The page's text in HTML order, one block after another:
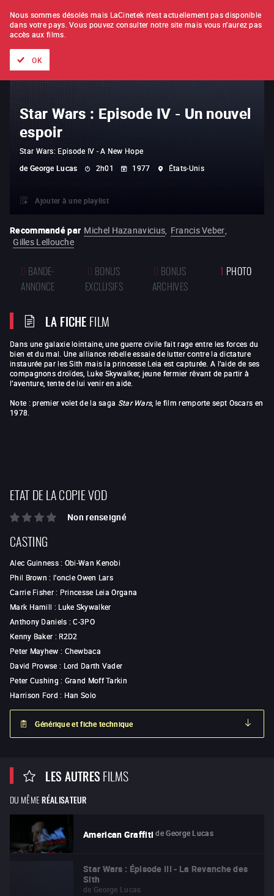
À L'UNITÉ ABONNEMENT
Star Wars : Episode IV - Un nouvel
espoir
Star Wars: Episode IV - A New Hope
de George Lucas 2h01 1977 États-Unis
Ajouter à une playlist
Recommandé par Michel Hazanavicius, Francis Veber,
Gilles Lellouche
0 BANDE-
ANNONCE
0 BONUS
EXCLUSIFS
0 BONUS
ARCHIVES
1 PHOTO
LA FICHEFILM
Dans une galaxie lointaine, une guerre civile fait rage entre les forces du
bien et du mal. Une alliance rebelle essaie de lutter contre la dictature
instaurée par les Sith mais la princesse Leia est capturée. A l’aide de ses
compagnons droïdes, Luke Skywalker, jeune fermier rêvant de partir à
l’aventure, tente de lui venir en aide.
Note : premier volet de la saga Star Wars, le film remporte sept Oscars en
1978.
ETAT DE LA COPIE VOD
Non renseigné
CASTING
Alec Guinness: Obi-Wan Kenobi
Phil Brown : l'oncle Owen Lars
Carrie Fisher: Princesse Leia Organa
Mark Hamill : Luke Skywalker
Anthony Daniels :C-3PO
Kenny Baker : R2D2
Peter Mayhew : Chewbaca
David Prowse : Lord Darth Vader
Peter Cushing : Grand Moff Tarkin
Harrison Ford : Han Solo
Générique et fiche technique
LES AUTRESFILMS
DU MÊME RÉALISATEUR
American Graffiti de George Lucas
Star Wars : Épisode III - La Revanche des
Sith
de George Lucas
Nous sommes désolés mais LaCinetek n'est actuellement pas disponible
dans votre pays. Vous pouvez consulter notre site mais vous n'aurez pas
accès aux films.
OK